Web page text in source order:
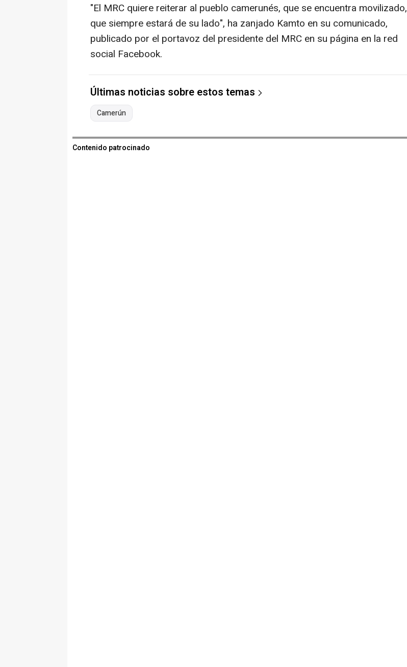
"El MRC quiere reiterar al pueblo camerunés, que se encuentra movilizado,
que siempre estará de su lado", ha zanjado Kamto en su comunicado,
publicado por el portavoz del presidente del MRC en su página en la red
social Facebook.
Últimas noticias sobre estos temas
Camerún
Contenido patrocinado